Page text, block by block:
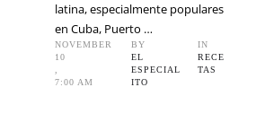
latina, especialmente populares
en Cuba, Puerto …
NOVEMBER
10
,
7:00 AM
BY
EL
ESPECIAL
ITO
IN
RECE
TAS